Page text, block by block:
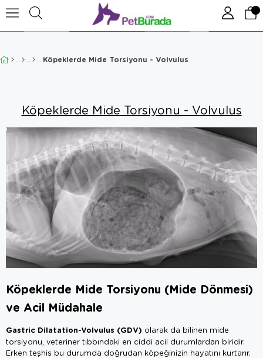
Köpeklerde Mide Torsiyonu - Volvulus
Köpeklerde Mide Torsiyonu - Volvulus
Köpeklerde Mide Torsiyonu (Mide Dönmesi)
ve Acil Müdahale
Gastric Dilatation-Volvulus (GDV) olarak da bilinen mide
torsiyonu, veteriner tıbbındaki en ciddi acil durumlardan biridir.
Erken teşhis bu durumda doğrudan köpeğinizin hayatını kurtarır.